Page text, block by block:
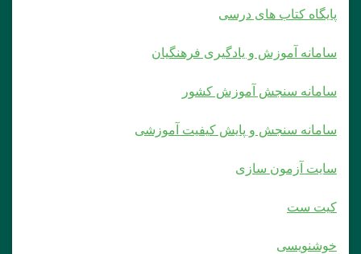
پایگاه کتاب های درسی
سامانه آموزش و یادگیری فرهنگیان
سامانه سنجش آموزش کشور
سامانه سنجش و پایش کیفیت آموزشی
سایت آزمون سازی
کیت ست
خوشنویسی